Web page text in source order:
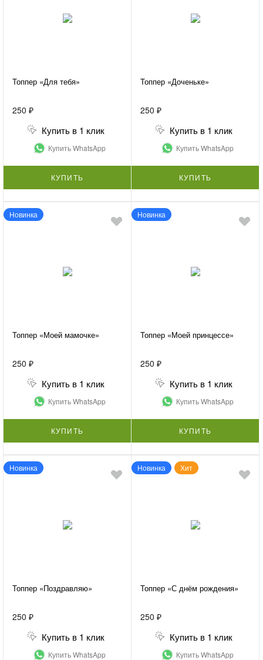
Топпер «Для тебя»
250 ₽
Купить в 1 клик
Купить WhatsApp
КУПИТЬ
Топпер «Доченьке»
250 ₽
Купить в 1 клик
Купить WhatsApp
КУПИТЬ
Новинка
Топпер «Моей мамочке»
250 ₽
Купить в 1 клик
Купить WhatsApp
КУПИТЬ
Новинка
Топпер «Моей принцессе»
250 ₽
Купить в 1 клик
Купить WhatsApp
КУПИТЬ
Новинка
Топпер «Поздравляю»
250 ₽
Купить в 1 клик
Купить WhatsApp
Новинка Хит
Топпер «С днём рождения»
250 ₽
Купить в 1 клик
Купить WhatsApp